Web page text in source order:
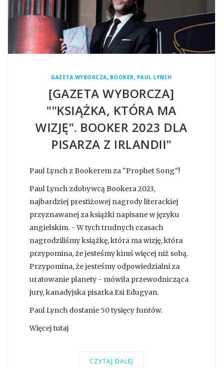
GAZETA WYBORCZA, BOOKER , PAUL LYNCH
[GAZETA WYBORCZA]
""KSIĄŻKA, KTÓRA MA
WIZJĘ". BOOKER 2023 DLA
PISARZA Z IRLANDII"
Paul Lynch z Bookerem za "Prophet Song"!
Paul Lynch zdobywcą Bookera 2023,
najbardziej prestiżowej nagrody literackiej
przyznawanej za książki napisane w języku
angielskim. - W tych trudnych czasach
nagrodziliśmy książkę, która ma wizję, która
przypomina, że jesteśmy kimś więcej niż sobą.
Przypomina, że jesteśmy odpowiedzialni za
uratowanie planety - mówiła przewodnicząca
jury, kanadyjska pisarka Esi Edugyan.
Paul Lynch dostanie 50 tysięcy funtów.
Więcej tutaj
CZYTAJ DALEJ